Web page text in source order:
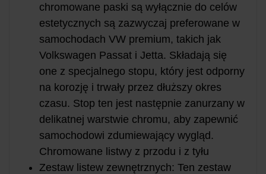
chromowane paski są wyłącznie do celów
estetycznych są zazwyczaj preferowane w
samochodach VW premium, takich jak
Volkswagen Passat i Jetta. Składają się
one z specjalnego stopu, który jest odporny
na korozję i trwały przez dłuższy okres
czasu. Stop ten jest następnie zanurzany w
delikatnej warstwie chromu, aby zapewnić
samochodowi zdumiewający wygląd.
Chromowane listwy z przodu i z tyłu
Zestaw listew zewnętrznych: Ten zestaw